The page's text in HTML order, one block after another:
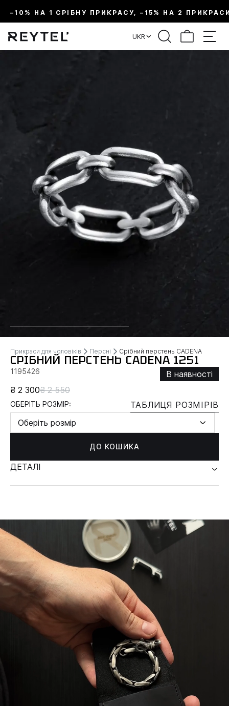
–10% НА 1 СРІБНУ ПРИКРАСУ, –15% НА 2
UKR
Прикраси для чоловіків Персні Срібний перстень CADENA
СРІБНИЙ ПЕРСТЕНЬ CADENA 1251
1195426
В наявності
₴ 2 300₴ 2 550
ОБЕРІТЬ РОЗМІР:
ТАБЛИЦЯ РОЗМІРІВ
Оберіть розмір
ДО КОШИКА
ДЕТАЛІ